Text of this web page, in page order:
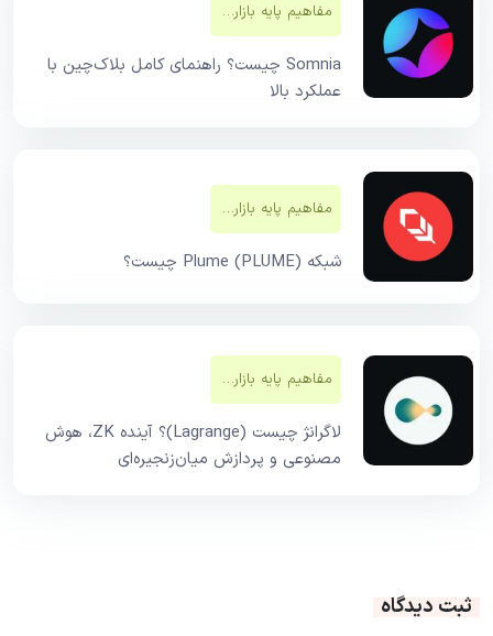
مفاهیم پایه بازار‌های مالی
Somnia چیست؟ راهنمای کامل بلاک‌چین با
عملکرد بالا
مفاهیم پایه بازار‌های مالی
شبکه Plume (PLUME) چیست؟
مفاهیم پایه بازار‌های مالی
لاگرانژ چیست (Lagrange)؟ آینده ZK، هوش
مصنوعی و پردازش میان‌زنجیره‌ای
ثبت دیدگاه